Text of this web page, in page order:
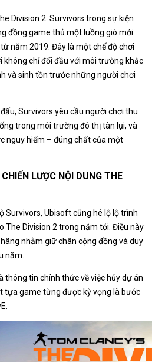
Division 2: Survivors trong sự kiện
đồng game thủ một luồng gió mới
năm 2019. Đây là một chế độ chơi
không chỉ đối đầu với môi trường khắc
và sinh tồn trước những người chơi
Survivors yêu cầu người chơi thu
trong môi trường đô thị tàn lụi, và
nguy hiểm – đúng chất của một
LƯỢC NỘI DUNG THE
Survivors, Ubisoft cũng hé lộ lộ trình
The Division 2 trong năm tới. Điều này
nhằm giữ chân cộng đồng và duy
năm.
thông tin chính thức về việc hủy dự án
tựa game từng được kỳ vọng là bước